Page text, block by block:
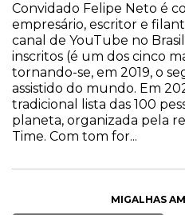
Convidado Felipe Neto é
empresário, escritor e
canal de YouTube no
inscritos (é um dos cinco
tornando-se, em 2019, o
assistido do mundo. Em
tradicional lista das 100
planeta, organizada pela
Time. Com tom for...
MIGALHAS